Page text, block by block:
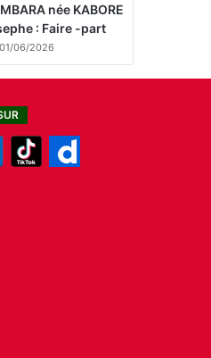
née KABORE
: Faire -part
01/06/2026